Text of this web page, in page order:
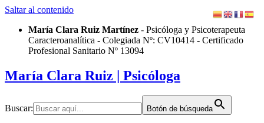
Saltar al contenido
María Clara Ruiz Martínez - Psicóloga y Psicoterapeuta
Caracteroanalítica - Colegiada Nº: CV10414 - Certificado
Profesional Sanitario Nº 13094
María Clara Ruiz | Psicóloga
Buscar: Botón de búsqueda